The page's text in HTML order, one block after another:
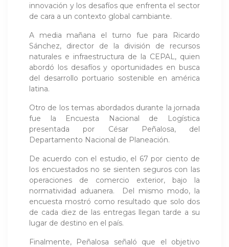
innovación y los desafíos que enfrenta el sector
de cara a un contexto global cambiante.
A media mañana el turno fue para Ricardo
Sánchez, director de la división de recursos
naturales e infraestructura de la CEPAL, quien
abordó los desafíos y oportunidades en busca
del desarrollo portuario sostenible en américa
latina.
Otro de los temas abordados durante la jornada
fue la Encuesta Nacional de Logística
presentada por César Peñalosa, del
Departamento Nacional de Planeación.
De acuerdo con el estudio, el 67 por ciento de
los encuestados no se sienten seguros con las
operaciones de comercio exterior, bajo la
normatividad aduanera. Del mismo modo, la
encuesta mostró como resultado que solo dos
de cada diez de las entregas llegan tarde a su
lugar de destino en el país.
Finalmente, Peñalosa señaló que el objetivo